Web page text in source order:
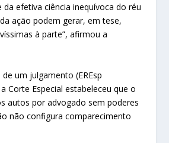
da efetiva ciência inequívoca do réu
ação podem gerar, em tese,
à parte”, afirmou a
um julgamento (EREsp
Corte Especial estabeleceu que o
autos por advogado sem poderes
não configura comparecimento